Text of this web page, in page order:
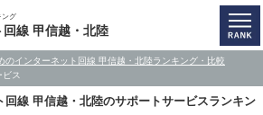
ング
線 甲信越・北陸
のインターネット回線 甲信越・北陸ランキング・比較
ス
回線 甲信越・北陸のサポートサービスランキン